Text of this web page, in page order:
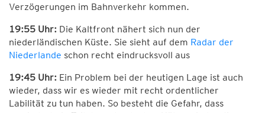
Verzögerungen im Bahnverkehr kommen.
19:55 Uhr: Die Kaltfront nähert sich nun der
niederländischen Küste. Sie sieht auf dem Radar der
Niederlande schon recht eindrucksvoll aus
19:45 Uhr: Ein Problem bei der heutigen Lage ist auch
wieder, dass wir es wieder mit recht ordentlicher
Labilität zu tun haben. So besteht die Gefahr, dass